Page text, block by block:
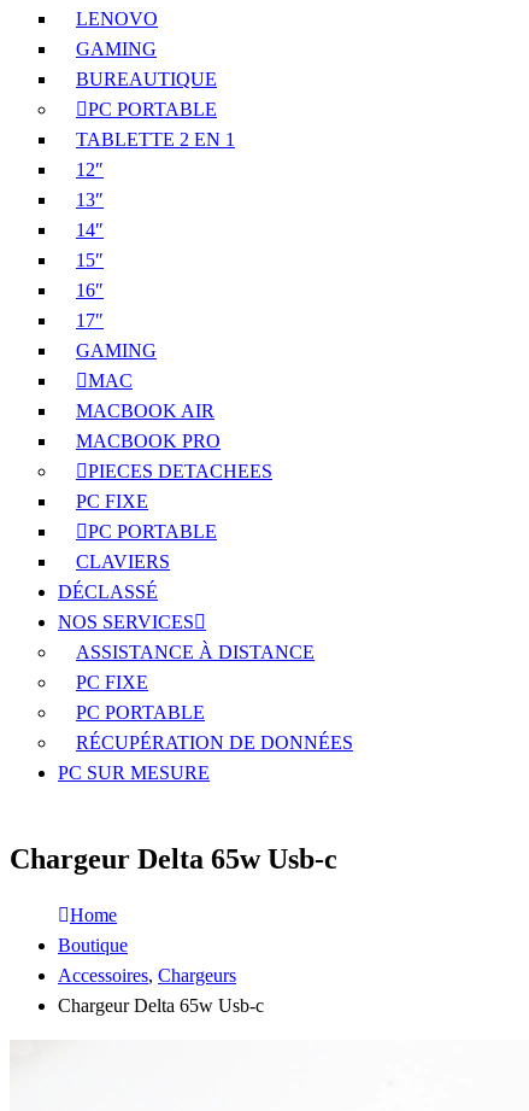
LENOVO
GAMING
BUREAUTIQUE
PC PORTABLE
TABLETTE 2 EN 1
12″
13″
14″
15″
16″
17″
GAMING
MAC
MACBOOK AIR
MACBOOK PRO
PIECES DETACHEES
PC FIXE
PC PORTABLE
CLAVIERS
DÉCLASSÉ
NOS SERVICES
ASSISTANCE À DISTANCE
PC FIXE
PC PORTABLE
RÉCUPÉRATION DE DONNÉES
PC SUR MESURE
Chargeur Delta 65w Usb-c
Home
Boutique
Accessoires, Chargeurs
Chargeur Delta 65w Usb-c